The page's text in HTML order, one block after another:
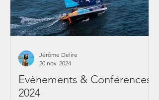
Evènements & Conférences
2024
Jérôme Delire
20 nov. 2024